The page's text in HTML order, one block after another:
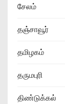
சேலம்
தஞ்சாவூர்
தமிழகம்
தருமபுரி
திண்டுக்கல்